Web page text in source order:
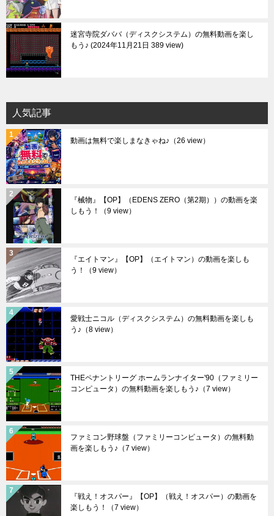
迷宮寺院ダババ（ディスクシステム）の無料動画を楽し
もう♪ 2024年11月21日 389 view
人気記事
動画は無料で楽しまなきゃね♪ （26 view）
『械物』【OP】（EDENS ZERO（第2期））の動画を楽
しもう！
（9 view）
『エイトマン』【OP】（エイトマン）の動画を楽しも
う！
（9 view）
愛戦士ニコル（ディスクシステム）の無料動画を楽しも
う♪ （8 view）
THEペナントリーグ ホームランナイター'90（ファミリー
コンピュータ）の無料動画を楽しもう♪ （7 view）
ファミコン野球盤（ファミリーコンピュータ）の無料動
画を楽しもう♪ （7 view）
『戦え！オスパー』【OP】（戦え！オスパー）の動画を
楽しもう！
（7 view）